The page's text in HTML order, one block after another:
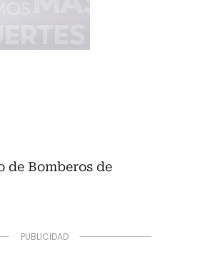
de Bomberos de